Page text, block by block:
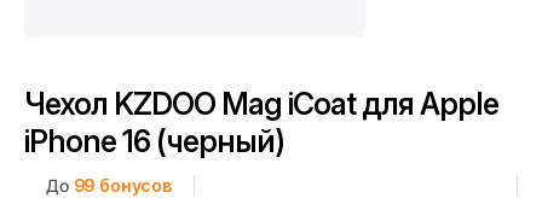
Чехол KZDOO Mag iCoat для Apple
iPhone 16 (черный)
До 99 бонусов